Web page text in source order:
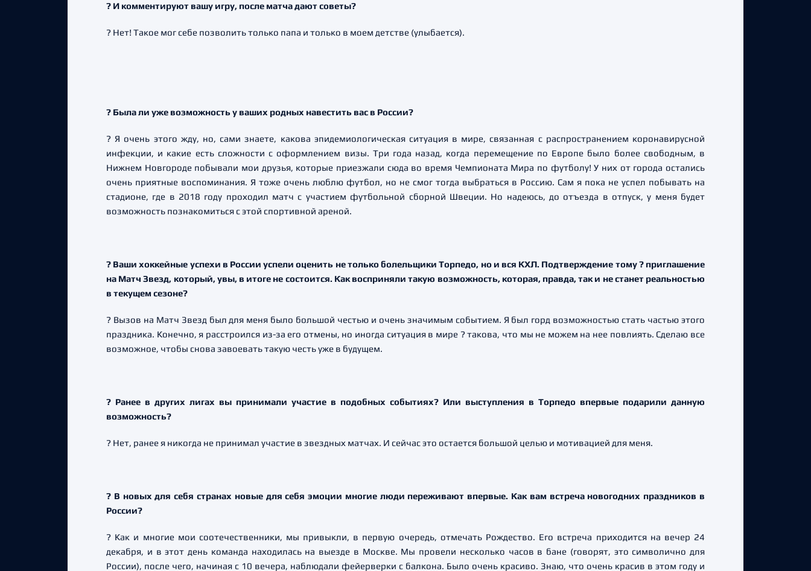
? И комментируют вашу игру, после матча дают советы?
? Нет! Такое мог себе позволить только папа и только в моем детстве (улыбается).
? Была ли уже возможность у ваших родных навестить вас в России?
? Я очень этого жду, но, сами знаете, какова эпидемиологическая ситуация в мире, связанная с распространением коронавирусной
инфекции, и какие есть сложности с оформлением визы. Три года назад, когда перемещение по Европе было более свободным, в
Нижнем Новгороде побывали мои друзья, которые приезжали сюда во время Чемпионата Мира по футболу! У них от города остались
очень приятные воспоминания. Я тоже очень люблю футбол, но не смог тогда выбраться в Россию. Сам я пока не успел побывать на
стадионе, где в 2018 году проходил матч с участием футбольной сборной Швеции. Но надеюсь, до отъезда в отпуск, у меня будет
возможность познакомиться с этой спортивной ареной.
? Ваши хоккейные успехи в России успели оценить не только болельщики Торпедо, но и вся КХЛ. Подтверждение тому ? приглашение
на Матч Звезд, который, увы, в итоге не состоится. Как восприняли такую возможность, которая, правда, так и не станет реальностью
в текущем сезоне?
? Вызов на Матч Звезд был для меня было большой честью и очень значимым событием. Я был горд возможностью стать частью этого
праздника. Конечно, я расстроился из-за его отмены, но иногда ситуация в мире ? такова, что мы не можем на нее повлиять. Сделаю все
возможное, чтобы снова завоевать такую честь уже в будущем.
? Ранее в других лигах вы принимали участие в подобных событиях? Или выступления в Торпедо впервые подарили данную
возможность?
? Нет, ранее я никогда не принимал участие в звездных матчах. И сейчас это остается большой целью и мотивацией для меня.
? В новых для себя странах новые для себя эмоции многие люди переживают впервые. Как вам встреча новогодних праздников в
России?
? Как и многие мои соотечественники, мы привыкли, в первую очередь, отмечать Рождество. Его встреча приходится на вечер 24
декабря, и в этот день команда находилась на выезде в Москве. Мы провели несколько часов в бане (говорят, это символично для
России), после чего, начиная с 10 вечера, наблюдали фейерверки с балкона. Было очень красиво. Знаю, что очень красив в этом году и